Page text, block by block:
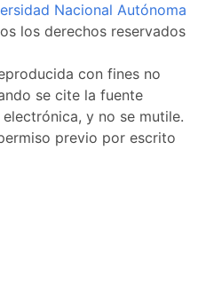
Nacional Autónoma
los derechos reservados
con fines no
se cite la fuente
y no se mutile.
previo por escrito